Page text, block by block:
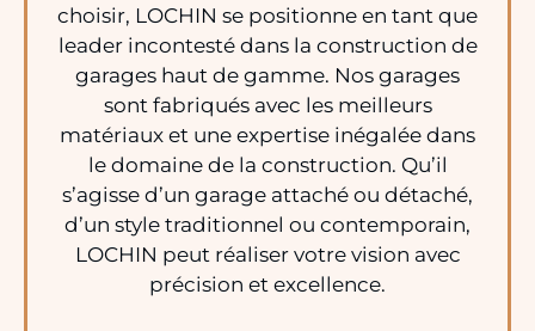
choisir, LOCHIN se positionne en tant que
leader incontesté dans la construction de
garages haut de gamme. Nos garages
sont fabriqués avec les meilleurs
matériaux et une expertise inégalée dans
le domaine de la construction. Qu’il
s’agisse d’un garage attaché ou détaché,
d’un style traditionnel ou contemporain,
LOCHIN peut réaliser votre vision avec
précision et excellence.